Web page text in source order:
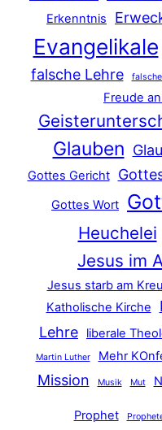
Erkenntnis
Evangelikale
falsche Lehre
Freude
Glauben
Gottes Gericht
Gottes Wort
Heuchelei
Jesus im
Jesus starb am
Katholische Kirche
Lehre liberale
Martin Luther Mehr
Mission Musik Mut
Prophet